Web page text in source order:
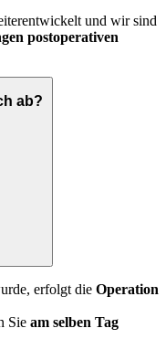
und wir sind
postoperativen
ab?
erfolgt die Operation
Sie am selben Tag